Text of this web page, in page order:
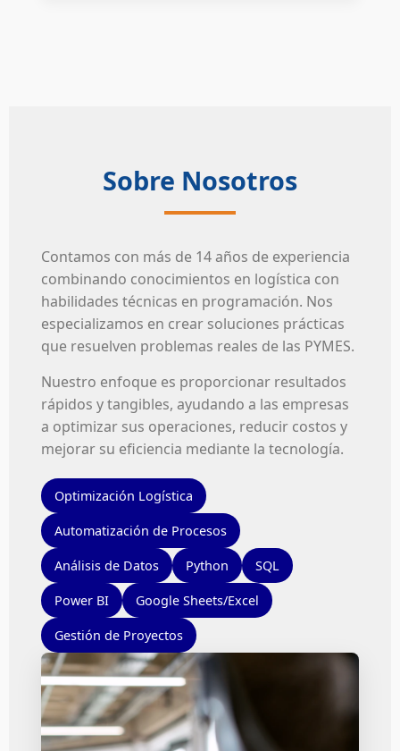
Sobre Nosotros
Contamos con más de 14 años de experiencia
combinando conocimientos en logística con
habilidades técnicas en programación. Nos
especializamos en crear soluciones prácticas
que resuelven problemas reales de las PYMES.
Nuestro enfoque es proporcionar resultados
rápidos y tangibles, ayudando a las empresas
a optimizar sus operaciones, reducir costos y
mejorar su eficiencia mediante la tecnología.
Optimización Logística
Automatización de Procesos
Análisis de Datos Python SQL
Power BI Google Sheets/Excel
Gestión de Proyectos